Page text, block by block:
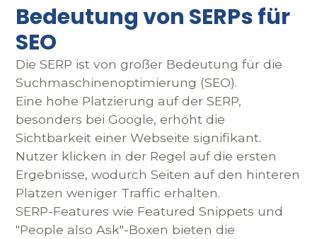
Bedeutung von SERPs für
SEO
Die SERP ist von großer Bedeutung für die
Suchmaschinenoptimierung (SEO).
Eine hohe Platzierung auf der SERP,
besonders bei Google, erhöht die
Sichtbarkeit einer Webseite signifikant.
Nutzer klicken in der Regel auf die ersten
Ergebnisse, wodurch Seiten auf den hinteren
Plätzen weniger Traffic erhalten.
SERP-Features wie Featured Snippets und
"People also Ask"-Boxen bieten die